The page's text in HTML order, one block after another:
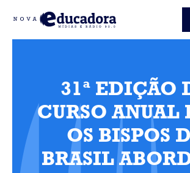
31ª EDIÇÃO
CURSO ANUAL
OS BISPOS
BRASIL